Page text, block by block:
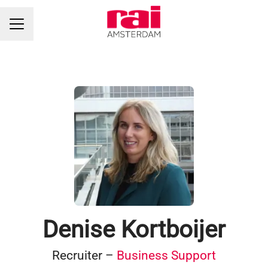
CARRIÈREMENU
Denise Kortboijer
Recruiter – Business Support